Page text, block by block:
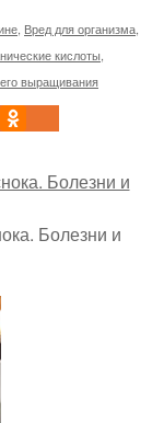
Вред для организма
кислоты
выращивания
Болезни и